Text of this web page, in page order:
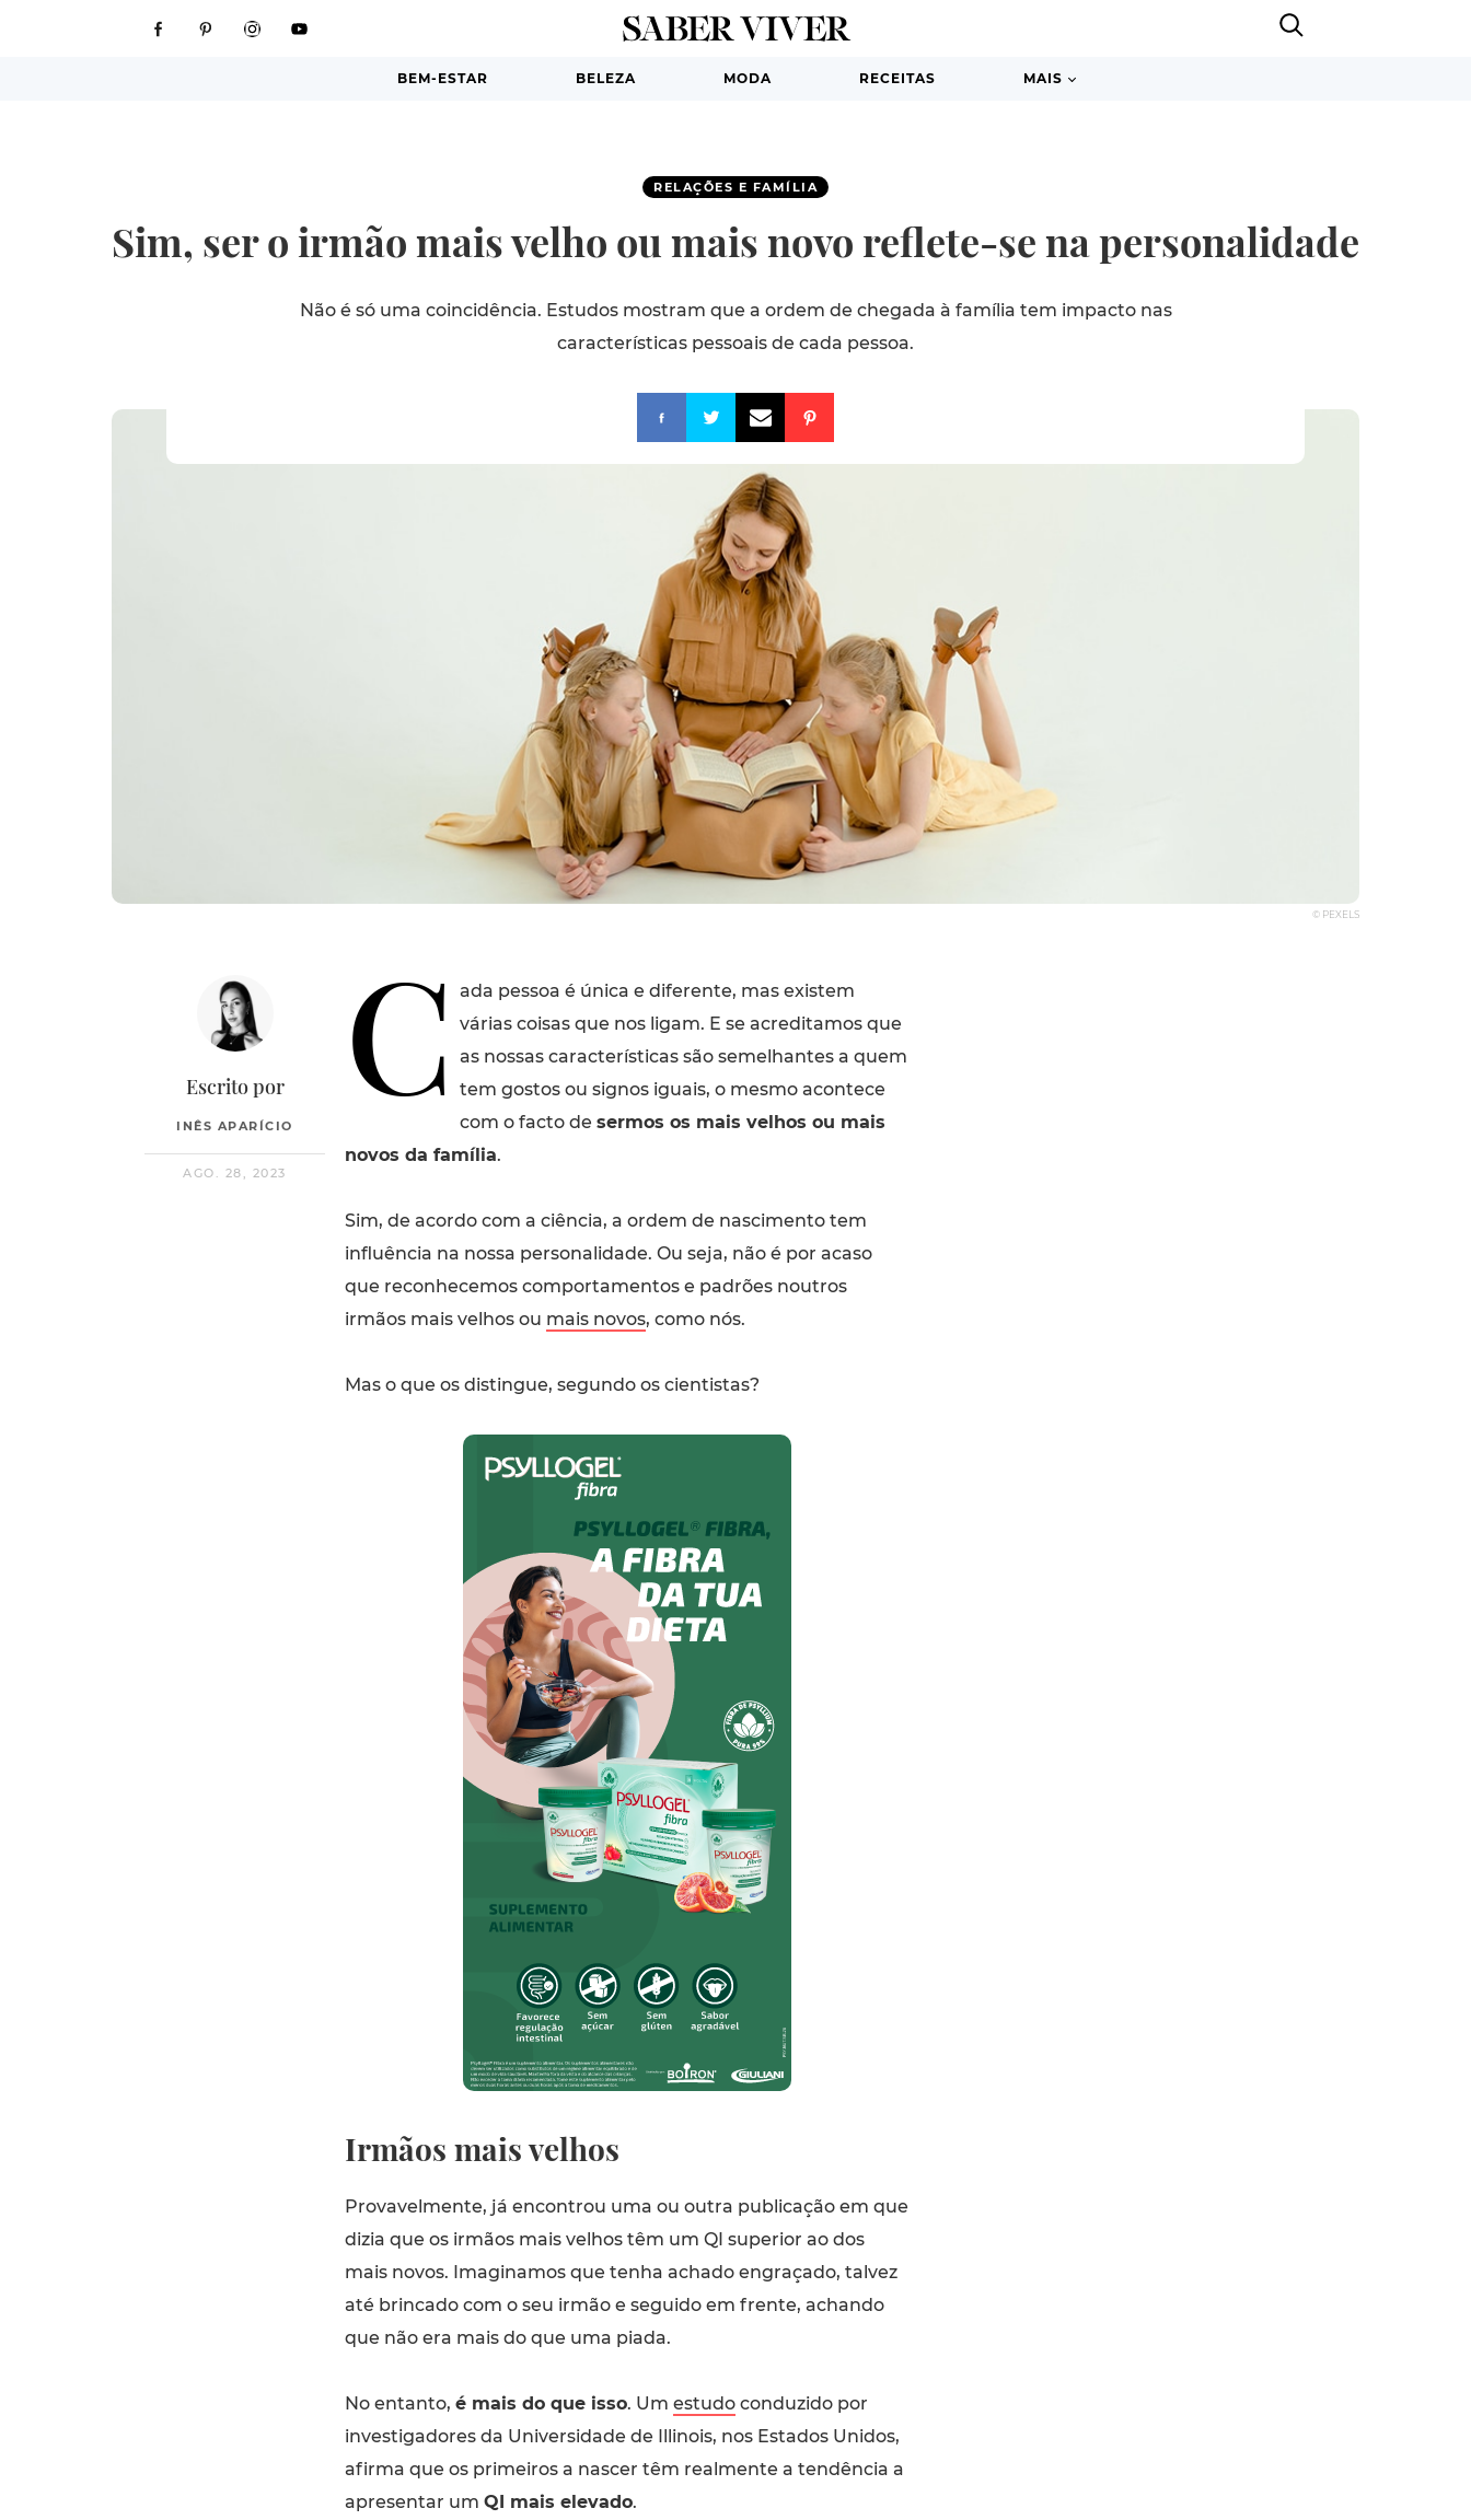
BEM-ESTAR BELEZA MODA RECEITAS MAIS
RELAÇÕES E FAMÍLIA
Sim, ser o irmão mais velho ou mais novo reflete-se na personalidade
Não é só uma coincidência. Estudos mostram que a ordem de chegada à família tem impacto nas
características pessoais de cada pessoa.
© PEXELS
Escrito por
INÊS APARÍCIO
AGO. 28, 2023
C
ada pessoa é única e diferente, mas existem
várias coisas que nos ligam. E se acreditamos que
as nossas características são semelhantes a quem
tem gostos ou signos iguais, o mesmo acontece
com o facto de sermos os mais velhos ou mais
novos da família.
Sim, de acordo com a ciência, a ordem de nascimento tem
influência na nossa personalidade. Ou seja, não é por acaso
que reconhecemos comportamentos e padrões noutros
irmãos mais velhos ou mais novos, como nós.
Mas o que os distingue, segundo os cientistas?
Irmãos mais velhos
Provavelmente, já encontrou uma ou outra publicação em que
dizia que os irmãos mais velhos têm um QI superior ao dos
mais novos. Imaginamos que tenha achado engraçado, talvez
até brincado com o seu irmão e seguido em frente, achando
que não era mais do que uma piada.
No entanto, é mais do que isso. Um estudoconduzido por
investigadores da Universidade de Illinois, nos Estados Unidos,
afirma que os primeiros a nascer têm realmente a tendência a
apresentar um QI mais elevado.